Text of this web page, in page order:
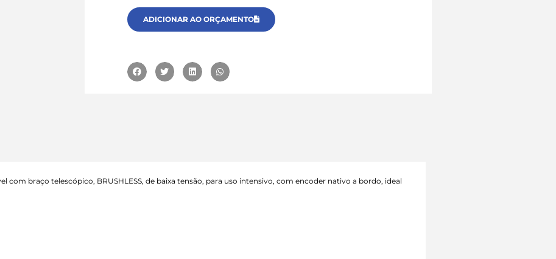
ADICIONAR AO ORÇAMENTO
com braço telescópico, BRUSHLESS, de baixa tensão, para uso intensivo, com encoder nativo a bordo, ideal